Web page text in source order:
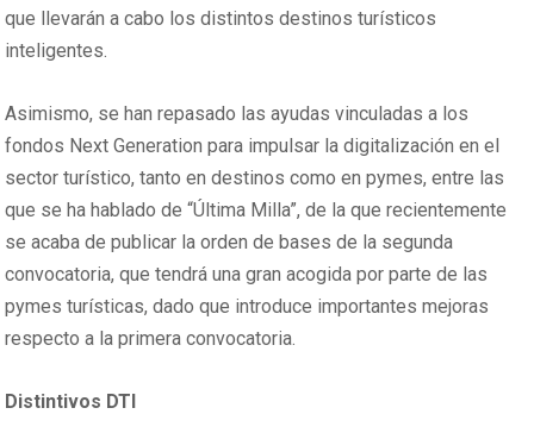
que llevarán a cabo los distintos destinos turísticos
inteligentes.
Asimismo, se han repasado las ayudas vinculadas a los
fondos Next Generation para impulsar la digitalización en el
sector turístico, tanto en destinos como en pymes, entre las
que se ha hablado de “Última Milla”, de la que recientemente
se acaba de publicar la orden de bases de la segunda
convocatoria, que tendrá una gran acogida por parte de las
pymes turísticas, dado que introduce importantes mejoras
respecto a la primera convocatoria.
Distintivos DTI